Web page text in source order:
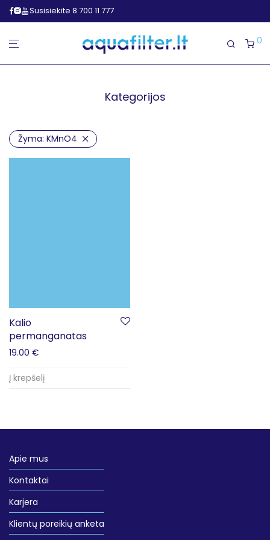
Susisiekite 8 700 11 777
0
Kategorijos
Žyma: KMnO4
Kalio
permanganatas
19.00 €
Į krepšelį
Apie mus
Kontaktai
Karjera
Klientų poreikių anketa